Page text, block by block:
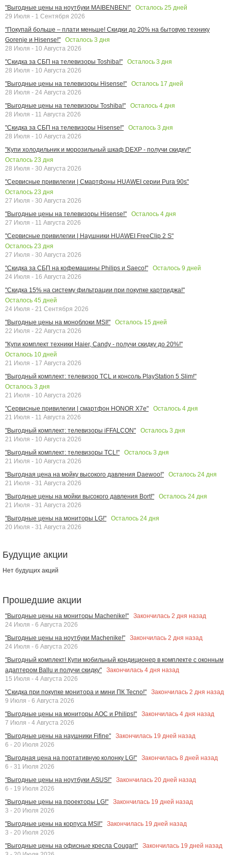
"Выгодные цены на ноутбуки MAIBENBEN!"
Осталось 25 дней
29 Июля - 1 Сентября 2026
"Покупай больше – плати меньше! Скидки до 20% на бытовую технику
Gorenje и Hisense!"
Осталось 3 дня
28 Июля - 10 Августа 2026
"Скидка за СБП на телевизоры Toshiba!"
Осталось 3 дня
28 Июля - 10 Августа 2026
"Выгодные цены на телевизоры Hisense!"
Осталось 17 дней
28 Июля - 24 Августа 2026
"Выгодные цены на телевизоры Toshiba!"
Осталось 4 дня
28 Июля - 11 Августа 2026
"Скидка за СБП на телевизоры Hisense!"
Осталось 3 дня
28 Июля - 10 Августа 2026
"Купи холодильник и морозильный шкаф DEXP - получи скидку!"
Осталось 23 дня
28 Июля - 30 Августа 2026
"Сервисные привилегии | Смартфоны HUAWEI серии Pura 90s"
Осталось 23 дня
27 Июля - 30 Августа 2026
"Выгодные цены на телевизоры Hisense!"
Осталось 4 дня
27 Июля - 11 Августа 2026
"Сервисные привилегии | Наушники HUAWEI FreeClip 2 S"
Осталось 23 дня
27 Июля - 30 Августа 2026
"Скидка за СБП на кофемашины Philips и Saeco!"
Осталось 9 дней
24 Июля - 16 Августа 2026
"Скидка 15% на систему фильтрации при покупке картриджа!"
Осталось 45 дней
24 Июля - 21 Сентября 2026
"Выгодные цены на моноблоки MSI!"
Осталось 15 дней
22 Июля - 22 Августа 2026
"Купи комплект техники Haier, Candy - получи скидку до 20%!"
Осталось 10 дней
21 Июля - 17 Августа 2026
"Выгодный комплект: телевизор TCL и консоль PlayStation 5 Slim!"
Осталось 3 дня
21 Июля - 10 Августа 2026
"Сервисные привилегии | смартфон HONOR X7e"
Осталось 4 дня
21 Июля - 11 Августа 2026
"Выгодный комплект: телевизоры iFFALCON"
Осталось 3 дня
21 Июля - 10 Августа 2026
"Выгодный комплект: телевизоры TCL!"
Осталось 3 дня
21 Июля - 10 Августа 2026
"Выгодная цена на мойку высокого давления Daewoo!"
Осталось 24 дня
21 Июля - 31 Августа 2026
"Выгодные цены на мойки высокого давления Bort!"
Осталось 24 дня
21 Июля - 31 Августа 2026
"Выгодные цены на мониторы LG!"
Осталось 24 дня
20 Июля - 31 Августа 2026
Будущие акции
Нет будущих акций
Прошедшие акции
"Выгодные цены на мониторы Machenike!" Закончилась 2 дня назад
24 Июля - 6 Августа 2026
"Выгодные цены на ноутбуки Machenike!"
Закончилась 2 дня назад
24 Июля - 6 Августа 2026
"Выгодный комплект! Купи мобильный кондиционер в комплекте с оконным
адаптером Ballu и получи скидку"
Закончилась 4 дня назад
15 Июля - 4 Августа 2026
"Скидка при покупке монитора и мини ПК Tecno!"
Закончилась 2 дня назад
9 Июля - 6 Августа 2026
"Выгодные цены на мониторы AOC и Philips!"
Закончилась 4 дня назад
7 Июля - 4 Августа 2026
"Выгодные цены на наушники Fifine"
Закончилась 19 дней назад
6 - 20 Июля 2026
"Выгодная цена на портативную колонку LG!"
Закончилась 8 дней назад
6 - 31 Июля 2026
"Выгодные цены на ноутбуки ASUS!"
Закончилась 20 дней назад
6 - 19 Июля 2026
"Выгодные цены на проекторы LG!"
Закончилась 19 дней назад
3 - 20 Июля 2026
"Выгодные цены на корпуса MSI!"
Закончилась 19 дней назад
3 - 20 Июля 2026
"Выгодные цены на офисные кресла Cougar!"
Закончилась 19 дней назад